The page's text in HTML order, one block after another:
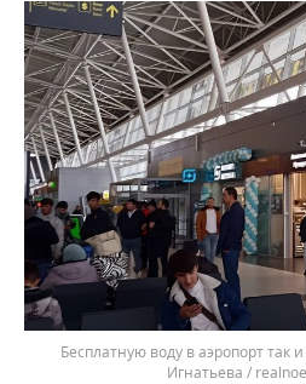
Бесплатную воду в аэропорт так
Игнатьева /